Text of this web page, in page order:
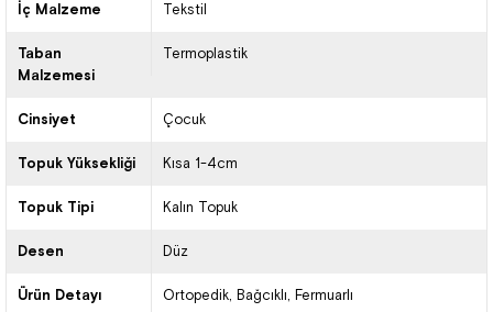
İç Malzeme Tekstil
Taban
Malzemesi
Termoplastik
Cinsiyet Çocuk
Topuk Yüksekliği Kısa 1-4cm
Topuk Tipi Kalın Topuk
Desen Düz
Ürün Detayı Ortopedik Bağcıklı Fermuarlı